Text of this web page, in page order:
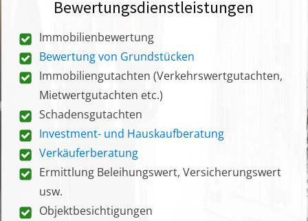
Bewertungsdienstleistungen
Immobilienbewertung
Bewertung von Grundstücken
Immobiliengutachten (Verkehrswertgutachten,
Mietwertgutachten etc.)
Schadensgutachten
Investment- und Hauskaufberatung
Verkäuferberatung
Ermittlung Beleihungswert, Versicherungswert
usw.
Objektbesichtigungen